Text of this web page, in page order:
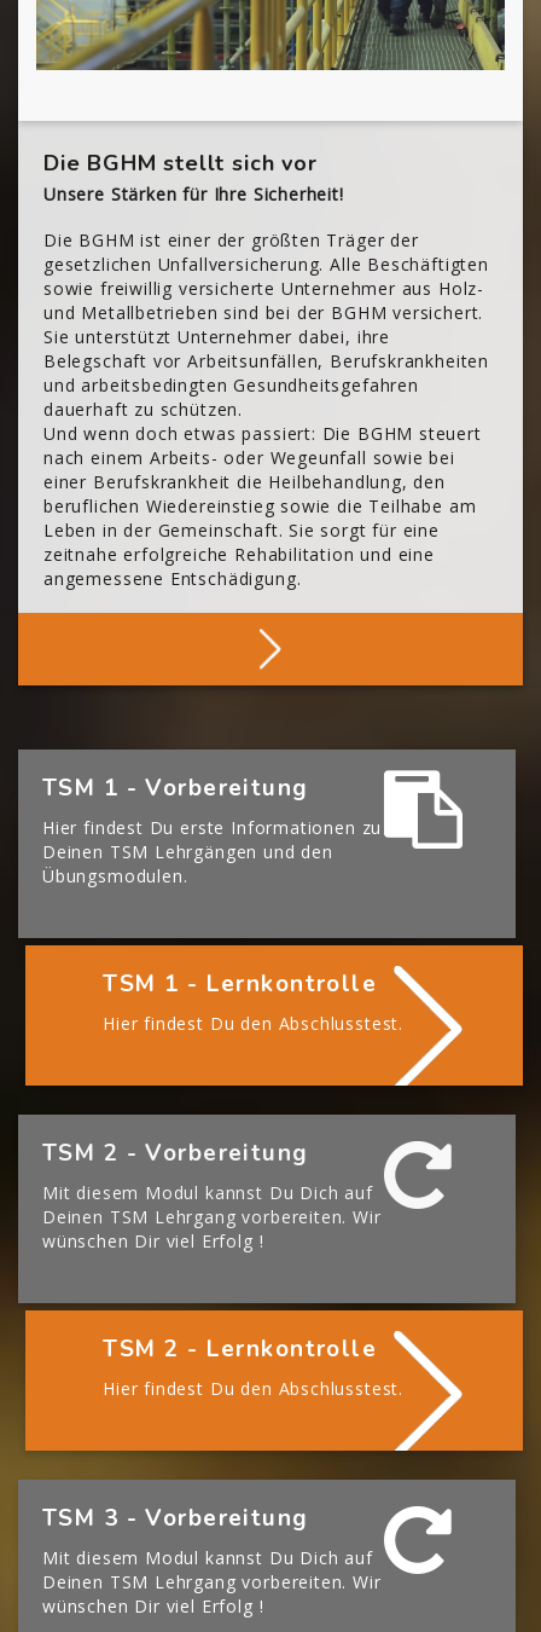
Die BGHM stellt sich vor
Unsere Stärken für Ihre Sicherheit!
Die BGHM ist einer der größten Träger der
gesetzlichen Unfallversicherung. Alle Beschäftigten
sowie freiwillig versicherte Unternehmer aus Holz-
und Metallbetrieben sind bei der BGHM versichert.
Sie unterstützt Unternehmer dabei, ihre
Belegschaft vor Arbeitsunfällen, Berufskrankheiten
und arbeitsbedingten Gesundheitsgefahren
dauerhaft zu schützen.
Und wenn doch etwas passiert: Die BGHM steuert
nach einem Arbeits- oder Wegeunfall sowie bei
einer Berufskrankheit die Heilbehandlung, den
beruflichen Wiedereinstieg sowie die Teilhabe am
Leben in der Gemeinschaft. Sie sorgt für eine
zeitnahe erfolgreiche Rehabilitation und eine
angemessene Entschädigung.
Mehr Über Die BGHM
[Cocoon] Boxes überspringen
TSM 1 - Vorbereitung
Hier findest Du erste Informationen zu
Deinen TSM Lehrgängen und den
Übungsmodulen.
TSM 1 - Lernkontrolle
Hier findest Du den Abschlusstest.
[Cocoon] Boxes überspringen
TSM 2 - Vorbereitung
Mit diesem Modul kannst Du Dich auf
Deinen TSM Lehrgang vorbereiten. Wir
wünschen Dir viel Erfolg !
TSM 2 - Lernkontrolle
Hier findest Du den Abschlusstest.
[Cocoon] Boxes überspringen
TSM 3 - Vorbereitung
Mit diesem Modul kannst Du Dich auf
Deinen TSM Lehrgang vorbereiten. Wir
wünschen Dir viel Erfolg !